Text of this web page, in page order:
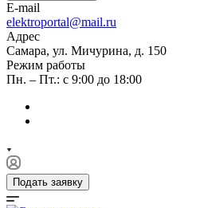
E-mail
elektroportal@mail.ru
Адрес
Самара, ул. Мичурина, д. 150
Режим работы
Пн. – Пт.: с 9:00 до 18:00
Подать заявку